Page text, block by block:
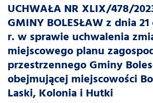
UCHWAŁA NR XLIX/478/
GMINY BOLESŁAW z dnia
r. w sprawie uchwalenia
miejscowego planu
przestrzennego Gminy
obejmującej miejscowości
Laski, Kolonia i Hutki